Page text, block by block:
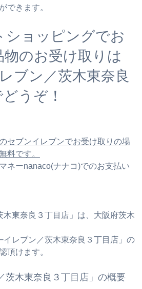
できます。
ショッピングでお
物のお受け取りは
ブン／茨木東奈良
うぞ！
セブンイレブンでお受け取りの場
料です。
ネーnanaco(ナナコ)でのお支払い
木東奈良３丁目店」は、大阪府茨木
イレブン／茨木東奈良３丁目店」の
頂けます。
茨木東奈良３丁目店」の概要